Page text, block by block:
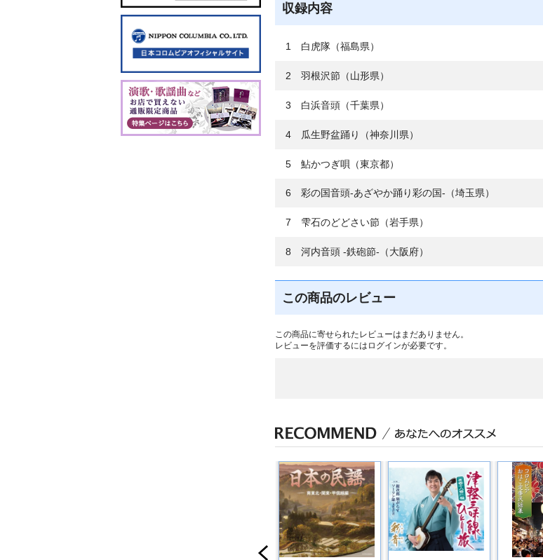
収録内容
1 白虎隊（福島県）
2 羽根沢節（山形県）
3 白浜音頭（千葉県）
4 瓜生野盆踊り（神奈川県）
5 鮎かつぎ唄（東京都）
6 彩の国音頭-あざやか踊り彩の国-（埼玉県）
7 雫石のどどさい節（岩手県）
8 河内音頭 -鉄砲節-（大阪府）
この商品のレビュー
この商品に寄せられたレビューはまだありません。
レビューを評価するには ログインが必要です。